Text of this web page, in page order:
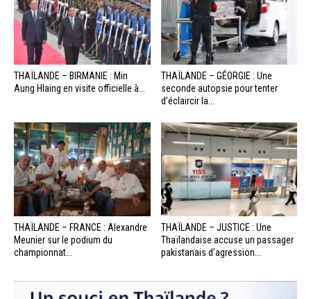
THAÏLANDE – BIRMANIE : Min
Aung Hlaing en visite officielle à...
THAÏLANDE – GÉORGIE : Une
seconde autopsie pour tenter
d’éclaircir la...
THAÏLANDE – FRANCE : Alexandre
Meunier sur le podium du
championnat...
THAÏLANDE – JUSTICE : Une
Thaïlandaise accuse un passager
pakistanais d’agression...